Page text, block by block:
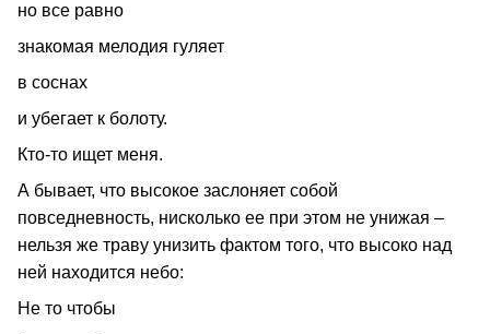
но все равно
знакомая мелодия гуляет
в соснах
и убегает к болоту.
Кто‑то ищет меня.
А бывает, что высокое заслоняет собой
повседневность, нисколько ее при этом не унижая –
нельзя же траву унизить фактом того, что высоко над
ней находится небо:
Не то чтобы